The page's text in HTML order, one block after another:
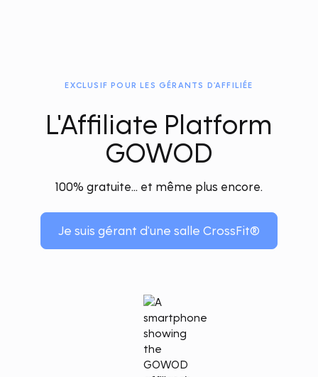
EXCLUSIF POUR LES GÉRANTS D'AFFILIÉE
L'Affiliate Platform
GOWOD
100% gratuite... et même plus encore.
Je suis gérant d'une salle CrossFit®